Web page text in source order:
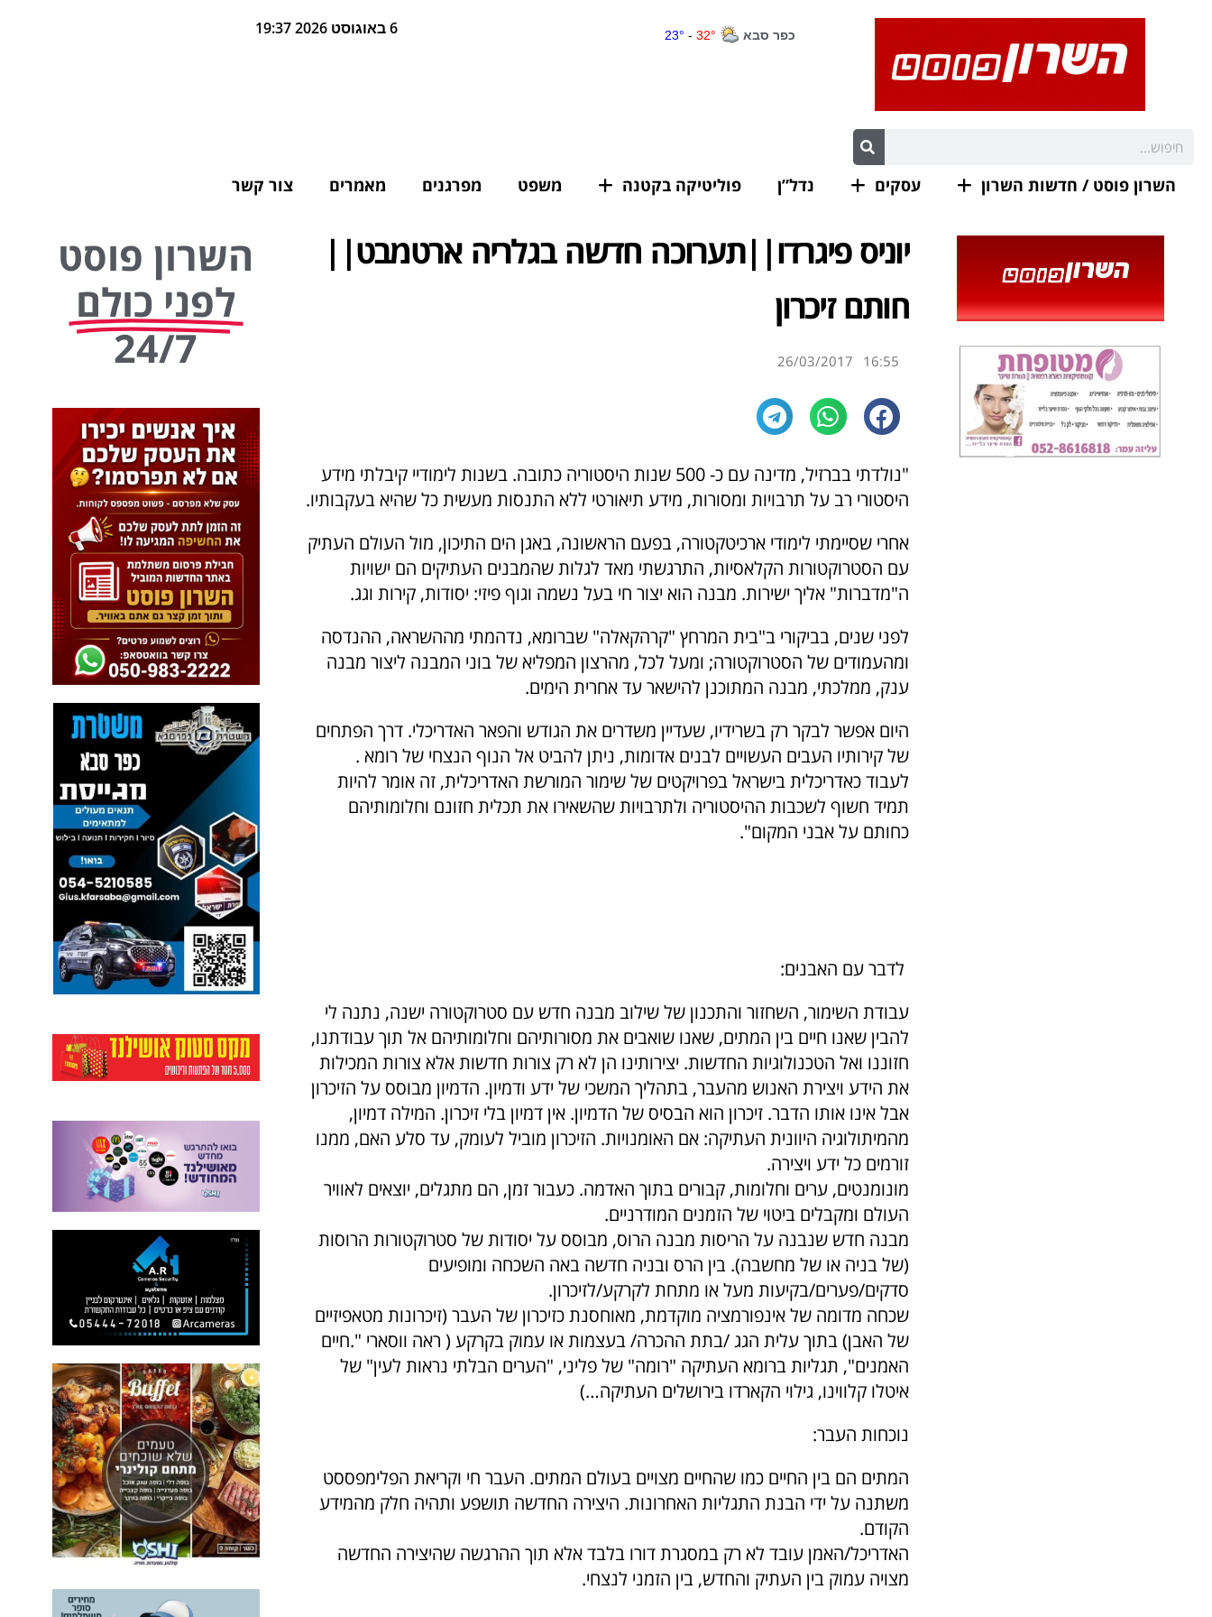
6 באוגוסט 2026 19:37
השרון פוסט / חדשות השרון עסקים נדל”ן פוליטיקה בקטנה משפט מפרגנים מאמרים צור קשר
יוניס פיגרדו||תערוכה חדשה בגלריה ארטמבט||
חותם זיכרון
16:55
26/03/2017
"נולדתי בברזיל, מדינה עם כ- 500 שנות היסטוריה כתובה. בשנות לימודיי קיבלתי מידע
היסטורי רב על תרבויות ומסורות, מידע תיאורטי ללא התנסות מעשית כל שהיא בעקבותיו.
אחרי שסיימתי לימודי ארכיטקטורה, בפעם הראשונה, באגן הים התיכון, מול העולם העתיק
עם הסטרוקטורות הקלאסיות, התרגשתי מאד לגלות שהמבנים העתיקים הם ישויות
ה"מדברות" אליך ישירות. מבנה הוא יצור חי בעל נשמה וגוף פיזי: יסודות, קירות וגג.
לפני שנים, בביקורי ב"בית המרחץ "קרהקאלה" שברומא, נדהמתי מההשראה, ההנדסה
ומהעמודים של הסטרוקטורה; ומעל לכל, מהרצון המפליא של בוני המבנה ליצור מבנה
ענק, ממלכתי, מבנה המתוכנן להישאר עד אחרית הימים.
היום אפשר לבקר רק בשרידיו, שעדיין משדרים את הגודש והפאר האדריכלי. דרך הפתחים
של קירותיו העבים העשויים לבנים אדומות, ניתן להביט אל הנוף הנצחי של רומא .
לעבוד כאדריכלית בישראל בפרויקטים של שימור המורשת האדריכלית, זה אומר להיות
תמיד חשוף לשכבות ההיסטוריה ולתרבויות שהשאירו את תכלית חזונם וחלומותיהם
כחותם על אבני המקום".
לדבר עם האבנים:
עבודת השימור, השחזור והתכנון של שילוב מבנה חדש עם סטרוקטורה ישנה, נתנה לי
להבין שאנו חיים בין המתים, שאנו שואבים את מסורותיהם וחלומותיהם אל תוך עבודתנו,
חזוננו ואל הטכנולוגיות החדשות. יצירותינו הן לא רק צורות חדשות אלא צורות המכילות
את הידע ויצירת האנוש מהעבר, בתהליך המשכי של ידע ודמיון. הדמיון מבוסס על הזיכרון
אבל אינו אותו הדבר. זיכרון הוא הבסיס של הדמיון. אין דמיון בלי זיכרון. המילה דמיון,
מהמיתולוגיה היוונית העתיקה: אם האומנויות. הזיכרון מוביל לעומק, עד סלע האם, ממנו
זורמים כל ידע ויצירה.
מונומנטים, ערים וחלומות, קבורים בתוך האדמה. כעבור זמן, הם מתגלים, יוצאים לאוויר
העולם ומקבלים ביטוי של הזמנים המודרניים.
מבנה חדש שנבנה על הריסות מבנה הרוס, מבוסס על יסודות של סטרוקטורות הרוסות
(של בניה או של מחשבה). בין הרס ובניה חדשה באה השכחה ומופיעים
סדקים/פערים/בקיעות מעל או מתחת לקרקע/לזיכרון.
שכחה מדומה של אינפורמציה מוקדמת, מאוחסנת כזיכרון של העבר (זיכרונות מטאפיזיים
של האבן) בתוך עלית הגג /בתת ההכרה/ בעצמות או עמוק בקרקע ( ראה ווסארי ".חיים
האמנים", תגליות ברומא העתיקה "רומה" של פליני, "הערים הבלתי נראות לעין" של
איטלו קלווינו, גילוי הקארדו בירושלים העתיקה…)
נוכחות העבר:
המתים הם בין החיים כמו שהחיים מצויים בעולם המתים. העבר חי וקריאת הפלימפססט
משתנה על ידי הבנת התגליות האחרונות. היצירה החדשה תושפע ותהיה חלק מהמידע
הקודם.
האדריכל/האמן עובד לא רק במסגרת דורו בלבד אלא תוך ההרגשה שהיצירה החדשה
מצויה עמוק בין העתיק והחדש, בין הזמני לנצחי.
השרון פוסט
לפני כולם
24/7